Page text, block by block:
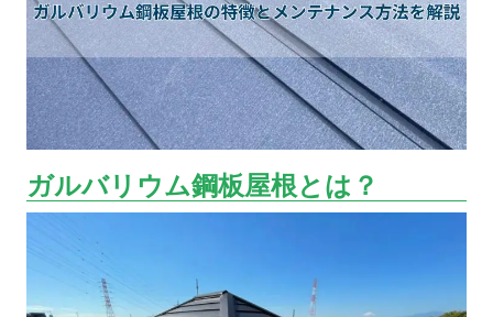
ガルバリウム鋼板屋根とは？